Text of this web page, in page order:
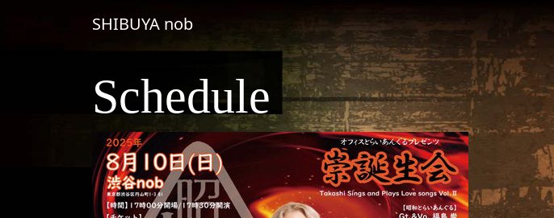
メインナビゲーション
SHIBUYA nob
Schedule